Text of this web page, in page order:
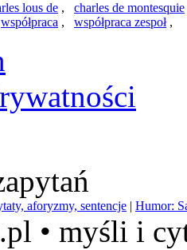
lous de , charles de montesquie
współpraca , współpraca zespoł,
aforyzmy, sentencje | Humor:
• myśli i